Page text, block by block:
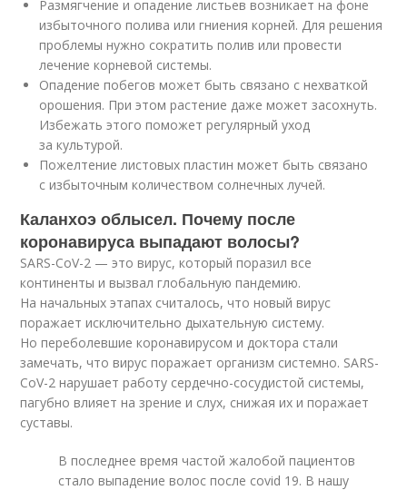
Размягчение и опадение листьев возникает на фоне
избыточного полива или гниения корней. Для решения
проблемы нужно сократить полив или провести
лечение корневой системы.
Опадение побегов может быть связано с нехваткой
орошения. При этом растение даже может засохнуть.
Избежать этого поможет регулярный уход
за культурой.
Пожелтение листовых пластин может быть связано
с избыточным количеством солнечных лучей.
Каланхоэ облысел. Почему после
коронавируса выпадают волосы?
SARS-CoV-2 — это вирус, который поразил все
континенты и вызвал глобальную пандемию.
На начальных этапах считалось, что новый вирус
поражает исключительно дыхательную систему.
Но переболевшие коронавирусом и доктора стали
замечать, что вирус поражает организм системно. SARS-
CoV-2 нарушает работу сердечно-сосудистой системы,
пагубно влияет на зрение и слух, снижая их и поражает
суставы.
В последнее время частой жалобой пациентов
стало выпадение волос после covid 19. В нашу